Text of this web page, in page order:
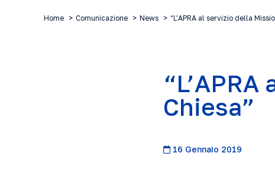
Home Comunicazione News “L’APRA al servizio della
Chiesa”
16 Gennaio 2019